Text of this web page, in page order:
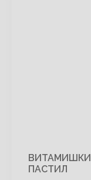
ВИТАМИШКИ
ПАСТИЛ